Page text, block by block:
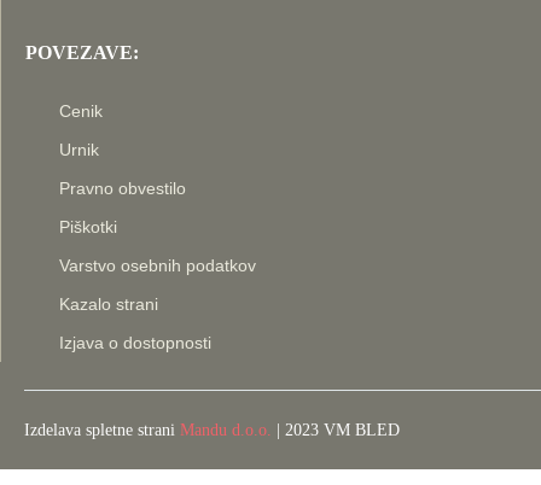
POVEZAVE:
Cenik
Urnik
Pravno obvestilo
Piškotki
Varstvo osebnih podatkov
Kazalo strani
Izjava o dostopnosti
Izdelava spletne strani Mandu d.o.o. | 2023 VM BLED